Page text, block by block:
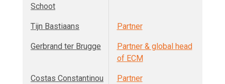
Schoot
Tijn Bastiaans Partner
Gerbrand ter Brugge
Partner & global head
of ECM
Costas Constantinou Partner